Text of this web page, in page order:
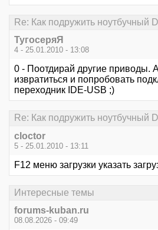
Re: Как подружить ноутбучный
ТугосеряЯ
4 - 25.01.2010 - 13:08
0 - Поотдирай другие приводы.
извратиться и попробовать
переходник IDE-USB ;)
Re: Как подружить ноутбучный
cloctor
5 - 25.01.2010 - 13:11
F12 меню загрузки указать
Интересные темы
forums-kuban.ru
08.08.2026 - 09:49